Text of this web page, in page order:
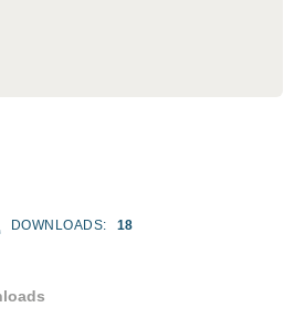
DOWNLOADS: 18